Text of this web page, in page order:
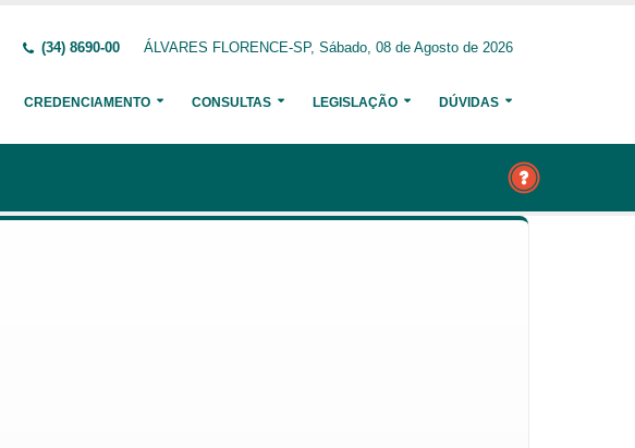
(34) 8690-00 ÁLVARES FLORENCE-SP, Sábado, 08 de Agosto de 2026
CREDENCIAMENTO CONSULTAS LEGISLAÇÃO DÚVIDAS